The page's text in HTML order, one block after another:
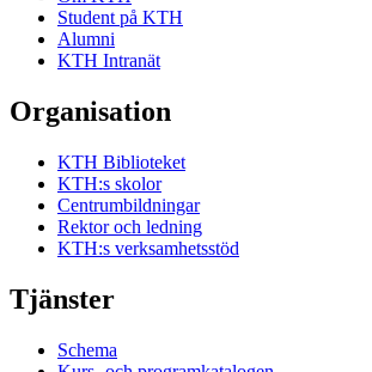
Student på KTH
Alumni
KTH Intranät
Organisation
KTH Biblioteket
KTH:s skolor
Centrumbildningar
Rektor och ledning
KTH:s verksamhetsstöd
Tjänster
Schema